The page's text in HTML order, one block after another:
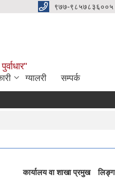
९७७-९८५७८३६००५
ग्यालरी सम्पर्क
कार्यालय वा शाखा प्रमुख लिङ्ग